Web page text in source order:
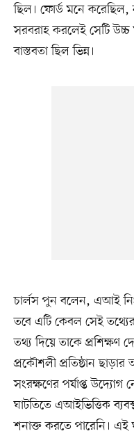
ছিল। ফোর্ড মনে
সরবরাহ করলেই সেটি উচ্চ
বাস্তবতা ছিল ভিন্ন।
চার্লস পুন বলেন, এআই
তবে এটি কেবল সেই
তথ্য দিয়ে তাকে প্রশিক্ষণ
প্রকৌশলী প্রতিষ্ঠান
সংরক্ষণের পর্যাপ্ত উদ্যোগ
ঘাটতিতে এআইভিত্তিক
শনাক্ত করতে পারেনি।